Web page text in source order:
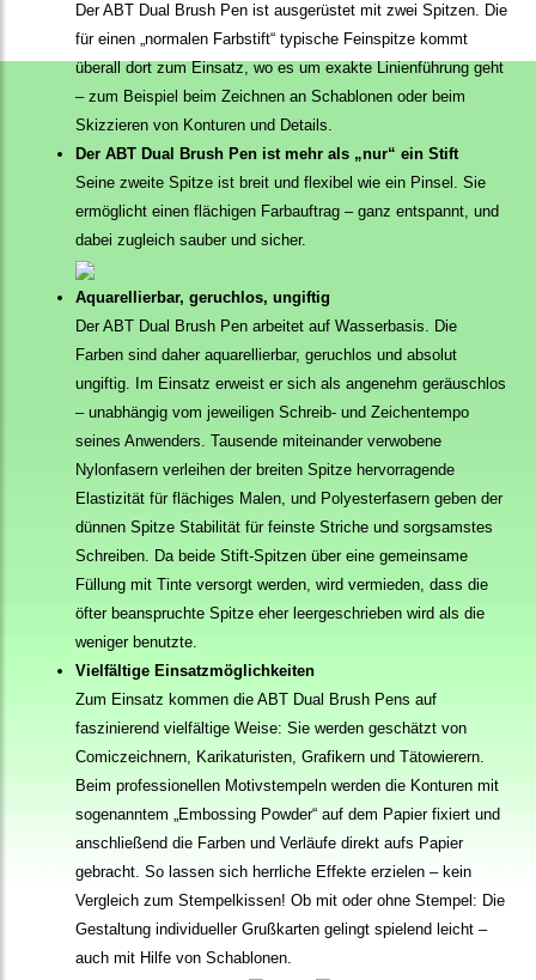
Der ABT Dual Brush Pen ist ausgerüstet mit zwei Spitzen. Die
für einen „normalen Farbstift“ typische Feinspitze kommt
überall dort zum Einsatz, wo es um exakte Linienführung geht
– zum Beispiel beim Zeichnen an Schablonen oder beim
Skizzieren von Konturen und Details.
Der ABT Dual Brush Pen ist mehr als „nur“ ein Stift
Seine zweite Spitze ist breit und flexibel wie ein Pinsel. Sie
ermöglicht einen flächigen Farbauftrag – ganz entspannt, und
dabei zugleich sauber und sicher.
Aquarellierbar, geruchlos, ungiftig
Der ABT Dual Brush Pen arbeitet auf Wasserbasis. Die
Farben sind daher aquarellierbar, geruchlos und absolut
ungiftig. Im Einsatz erweist er sich als angenehm geräuschlos
– unabhängig vom jeweiligen Schreib- und Zeichentempo
seines Anwenders. Tausende miteinander verwobene
Nylonfasern verleihen der breiten Spitze hervorragende
Elastizität für flächiges Malen, und Polyesterfasern geben der
dünnen Spitze Stabilität für feinste Striche und sorgsamstes
Schreiben. Da beide Stift-Spitzen über eine gemeinsame
Füllung mit Tinte versorgt werden, wird vermieden, dass die
öfter beanspruchte Spitze eher leergeschrieben wird als die
weniger benutzte.
Vielfältige Einsatzmöglichkeiten
Zum Einsatz kommen die ABT Dual Brush Pens auf
faszinierend vielfältige Weise: Sie werden geschätzt von
Comiczeichnern, Karikaturisten, Grafikern und Tätowierern.
Beim professionellen Motivstempeln werden die Konturen mit
sogenanntem „Embossing Powder“ auf dem Papier fixiert und
anschließend die Farben und Verläufe direkt aufs Papier
gebracht. So lassen sich herrliche Effekte erzielen – kein
Vergleich zum Stempelkissen! Ob mit oder ohne Stempel: Die
Gestaltung individueller Grußkarten gelingt spielend leicht –
auch mit Hilfe von Schablonen.